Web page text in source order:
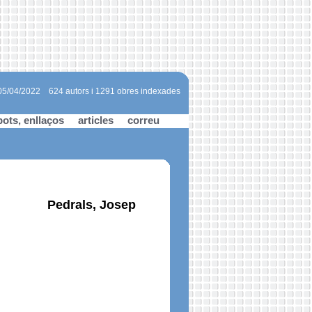
624 autors i 1291 obres indexades
04/2022
enllaços articles correu
Pedrals, Josep